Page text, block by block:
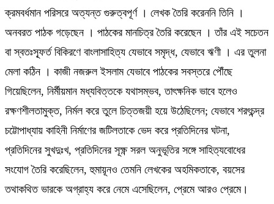
ক্রমবর্ধমান পরিসরে অত্যন্ত গুরুত্বপূর্ণ । লেখক তৈরি করেননি তিনি ।
অনবরত পাঠক গড়েছেন । পাঠকের মানচিত্র তৈরি করেছেন । তাঁর এই সচেতন
বা স্বতঃস্ফূর্ত বিকিরণে বাংলাসাহিত্য যেভাবে সমৃদ্ধ, যেভাবে ঋণী । এর তুলনা
মেলা কঠিন । কাজী নজরুল ইসলাম যেভাবে পাঠকের সবস্তরে পৌঁছে
গিয়েছিলেন, নির্মীয়মান মধ্যবিত্তকে যথাসম্ভব, তাৎক্ষনিক ভাবে হলেও
রক্ষণশীলতামুক্ত, নির্মল করে তুলে চিত্তজয়ী হয়ে উঠেছিলেন; যেভাবে শরৎচন্দ্র
চট্টোপাধ্যায় কাহিনী নির্মাণের জটিলতাকে ভেদ করে প্রতিদিনের ঘটনা,
প্রতিদিনের সুখদুঃখ, প্রতিদিনের সূক্ষ্ণ সরল অনুভূতির সঙ্গে সাহিত্যবোধের
সংযোগ তৈরি করেছিলেন, হুমায়ূনও তেমনি লেখকের অহমিকতাকে, বয়সের
তথাকথিত ভারকে অগ্রাহ্য করে নেমে এসেছিলেন, প্রেমে আরও প্রেমে।